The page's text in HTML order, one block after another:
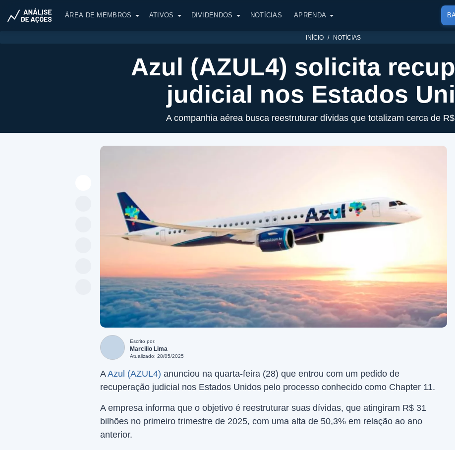
ÁREA DE MEMBROS ATIVOS DIVIDENDOS NOTÍCIAS APRENDA
INÍCIO NOTÍCIAS
Azul (AZUL4) solicita
judicial nos Estados
A companhia aérea busca reestruturar dívidas que totalizam cerca de
Escrito por:
Marcilio Lima
Atualizado: 28/05/2025
AAzul (AZUL4) anunciou na quarta-feira (28) que entrou com um pedido de
recuperação judicial nos Estados Unidos pelo processo conhecido como Chapter 11.
A empresa informa que o objetivo é reestruturar suas dívidas, que atingiram R$ 31
bilhões no primeiro trimestre de 2025, com uma alta de 50,3% em relação ao ano
anterior.